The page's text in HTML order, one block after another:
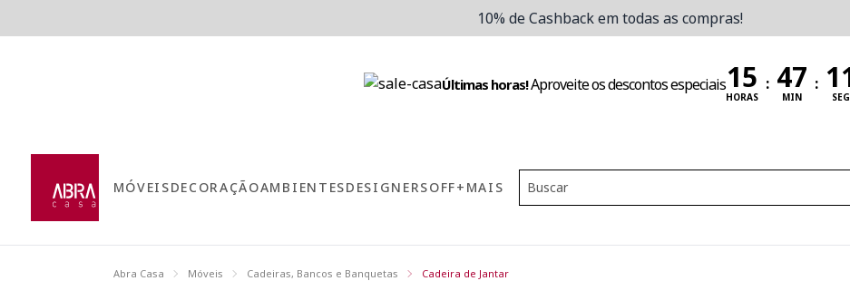
10% de Cashback em todas as compras!
Últimas horas!Aproveite os descontos especiais
HORAS
:
MIN
:
SEG
MÓVEISDECORAÇÃOAMBIENTESDESIGNERSOFF+MAIS
Abra Casa Móveis Cadeiras, Bancos e Banquetas Cadeira de Jantar